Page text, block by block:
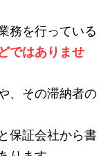
務を行っている
ではありませ
、その滞納者の
保証会社から書